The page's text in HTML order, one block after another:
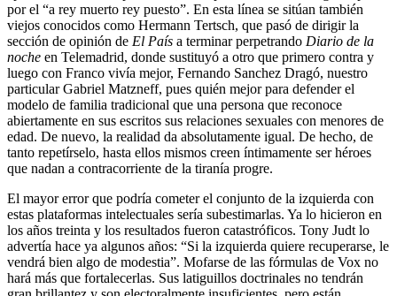
por el “a rey muerto rey puesto”. En esta línea se sitúan también
viejos conocidos como Hermann Tertsch, que pasó de dirigir la
sección de opinión de El País a terminar perpetrando Diario de la
noche en Telemadrid, donde sustituyó a otro que primero contra y
luego con Franco vivía mejor, Fernando Sanchez Dragó, nuestro
particular Gabriel Matzneff, pues quién mejor para defender el
modelo de familia tradicional que una persona que reconoce
abiertamente en sus escritos sus relaciones sexuales con menores de
edad. De nuevo, la realidad da absolutamente igual. De hecho, de
tanto repetírselo, hasta ellos mismos creen íntimamente ser héroes
que nadan a contracorriente de la tiranía progre.
El mayor error que podría cometer el conjunto de la izquierda con
estas plataformas intelectuales sería subestimarlas. Ya lo hicieron en
los años treinta y los resultados fueron catastróficos. Tony Judt lo
advertía hace ya algunos años: “Si la izquierda quiere recuperarse, le
vendrá bien algo de modestia”. Mofarse de las fórmulas de Vox no
hará más que fortalecerlas. Sus latiguillos doctrinales no tendrán